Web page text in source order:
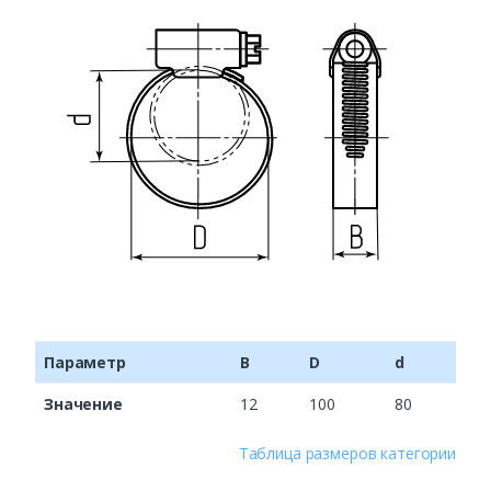
Параметр B D
d
Значение
12 100 80
Таблица размеров категории